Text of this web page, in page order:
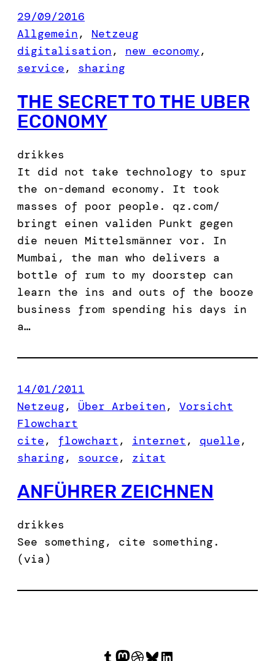
29/09/2016
Allgemein, Netzeug
digitalisation, new economy
service, sharing
THE SECRET TO THE UBER
ECONOMY
drikkes
It did not take technology to spur
the on-demand economy. It took
masses of poor people. qz.com/
bringt einen validen Punkt gegen
die neuen Mittelsmänner vor. In
Mumbai, the man who delivers a
bottle of rum to my doorstep can
learn the ins and outs of the booze
business from spending his days in
a…
14/01/2011
Netzeug, Über Arbeiten, Vorsicht
Flowchart
cite, flowchart , internet , quelle
sharing, source, zitat
ANFÜHRER ZEICHNEN
drikkes
See something, cite something.
(via)
Tumblr Mastodon Dribbble Bluesky LinkedIn